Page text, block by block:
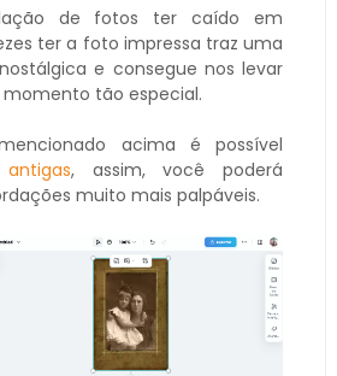
de fotos ter caído em
ter a foto impressa traz uma
e consegue nos levar
tão especial.
acima é possível
, assim, você poderá
muito mais palpáveis.